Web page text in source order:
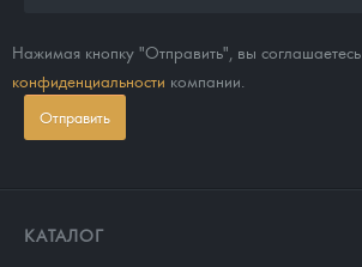
Нажимая кнопку "Отправить", вы соглашаетесь
конфиденциальности компании.
Отправить
КАТАЛОГ